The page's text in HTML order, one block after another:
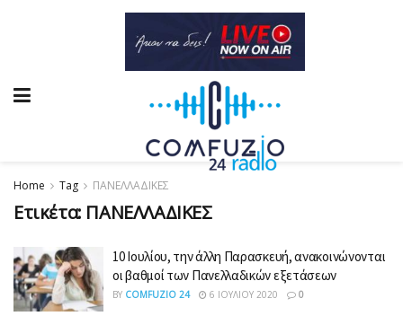
Home Tag ΠΑΝΕΛΛΑΔΙΚΕΣ
Ετικέτα: ΠΑΝΕΛΛΑΔΙΚΕΣ
10 Ιουλίου, την άλλη Παρασκευή, ανακοινώνονται
οι βαθμοί των Πανελλαδικών εξετάσεων
BY COMFUZIO 24 6 ΙΟΥΛΊΟΥ 2020 0